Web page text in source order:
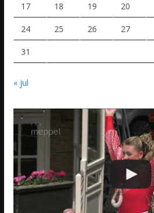
17 18 19 20
24 25 26 27
31
« jul